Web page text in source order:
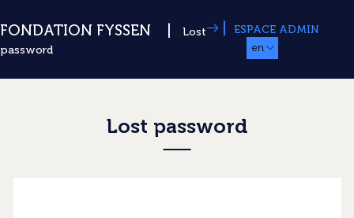
FONDATION FYSSEN
Lost
password
|
ESPACE ADMIN
en
Lost password